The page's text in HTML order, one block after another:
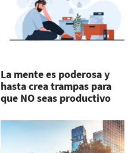
La mente es poderosa y
hasta crea trampas para
que NO seas productivo